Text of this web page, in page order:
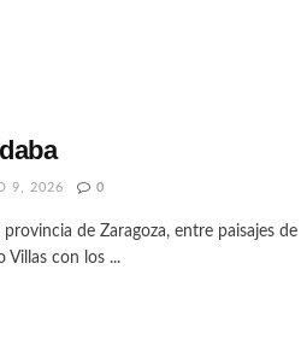
9, 2026 0
de Zaragoza, entre paisajes de
Villas con los ...